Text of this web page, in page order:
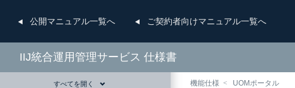
公開マニュアル一覧へ ご契約者向けマニュアル一覧へ
IIJ統合運用管理サービス 仕様書
機能仕様 UOMポータル
すべてを開く